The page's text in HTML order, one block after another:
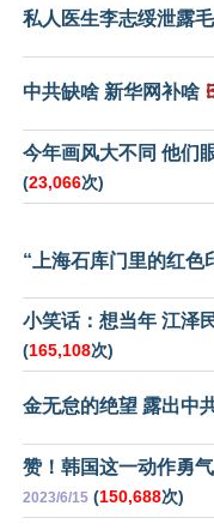
私人医生李志绥泄露
中共缺啥 新华网补啥
今年画风大不同 他们
(23,066次)
“上海石库门里的红色
小笑话：想当年 江泽
(165,108次)
金无怠的绝望 露出中
赞！韩国这一动作勇
2023/6/15 (150,688次)